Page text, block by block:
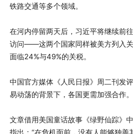
铁路交通等多个领域。
在河内停留两天后，习近平将继续前
访问——这两个国家同样被美方列入
面临24%与49%的关税。
中国官方媒体《人民日报》周二刊发
易动荡的背景下，各国更需加强合作。
文章借用美国童话故事《绿野仙踪》
指出：“在危机面前，没有人能够独善